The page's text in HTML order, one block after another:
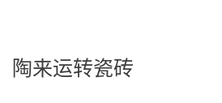
陶来运转瓷砖